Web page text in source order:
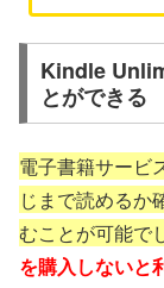
Kindle
とができる
電子書籍サービ
じまで読めるか
むことが可能で
を購入しないと